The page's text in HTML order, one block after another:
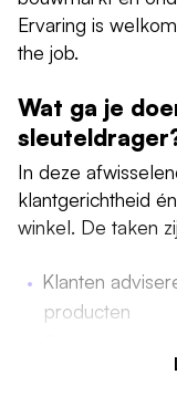
Ervaring is
the job.
Wat ga je
In deze
klantgerichtheid
winkel. De taken
Klanten
producten
De winkel